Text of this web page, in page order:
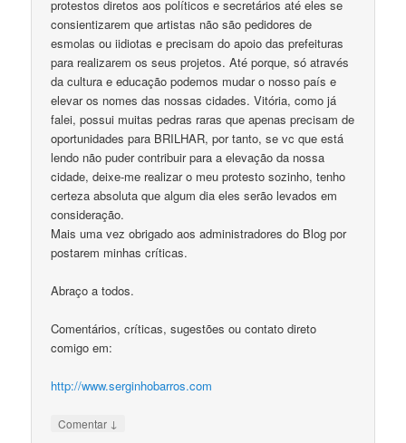
protestos diretos aos políticos e secretários até eles se
consientizarem que artistas não são pedidores de
esmolas ou iidiotas e precisam do apoio das prefeituras
para realizarem os seus projetos. Até porque, só através
da cultura e educação podemos mudar o nosso país e
elevar os nomes das nossas cidades. Vitória, como já
falei, possui muitas pedras raras que apenas precisam de
oportunidades para BRILHAR, por tanto, se vc que está
lendo não puder contribuir para a elevação da nossa
cidade, deixe-me realizar o meu protesto sozinho, tenho
certeza absoluta que algum dia eles serão levados em
consideração.
Mais uma vez obrigado aos administradores do Blog por
postarem minhas críticas.
Abraço a todos.
Comentários, críticas, sugestões ou contato direto
comigo em:
http://www.serginhobarros.com
Comentar ↓